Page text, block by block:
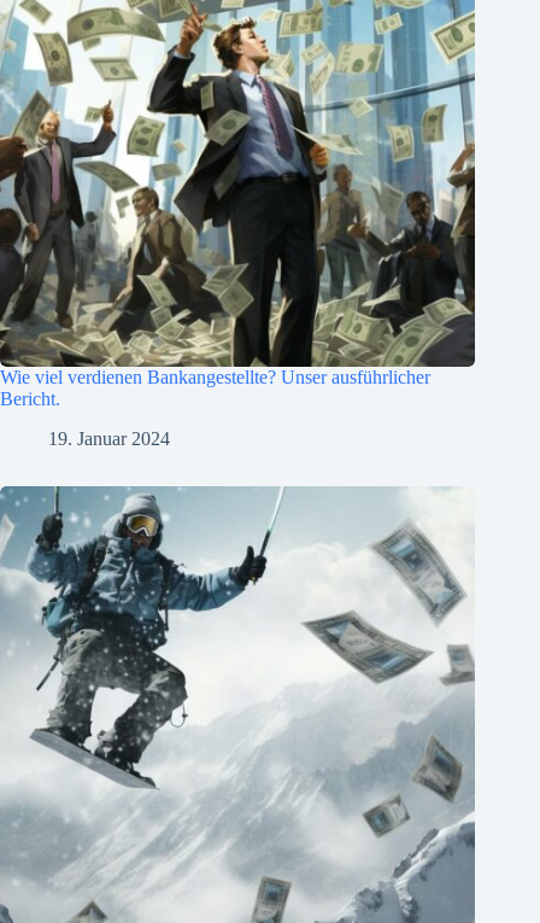
Wie viel verdienen Bankangestellte? Unser ausführlicher
Bericht.
19. Januar 2024